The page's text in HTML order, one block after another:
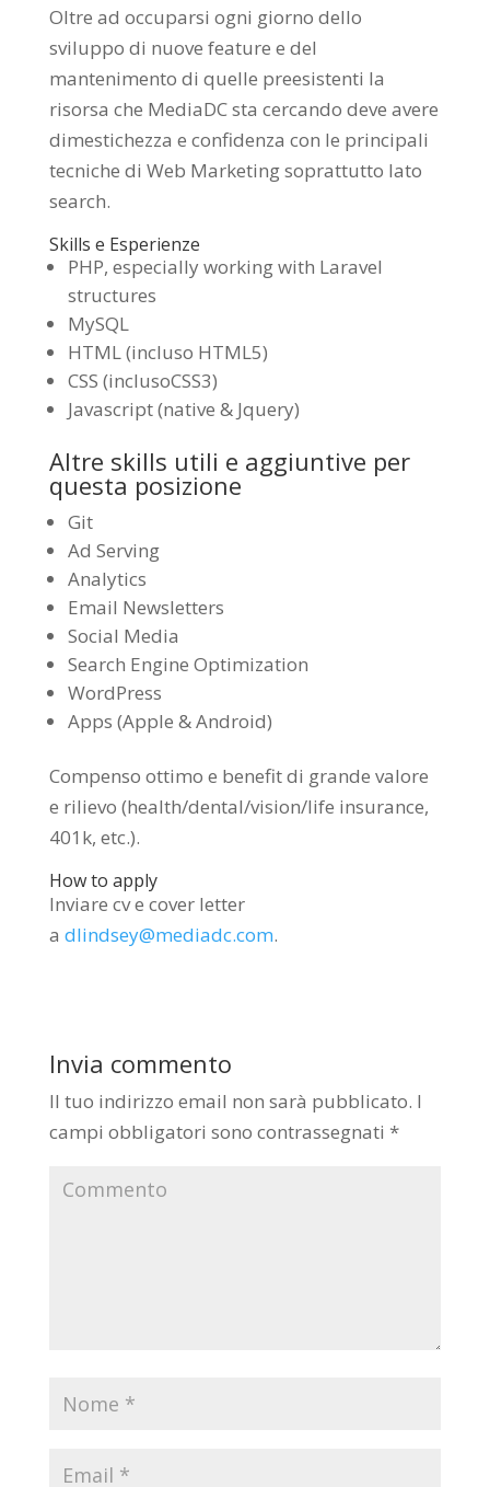
Oltre ad occuparsi ogni giorno dello
sviluppo di nuove feature e del
mantenimento di quelle preesistenti la
risorsa che MediaDC sta cercando deve avere
dimestichezza e confidenza con le principali
tecniche di Web Marketing soprattutto lato
search.
Skills e Esperienze
PHP, especially working with Laravel
structures
MySQL
HTML (incluso HTML5)
CSS (inclusoCSS3)
Javascript (native & Jquery)
Altre skills utili e aggiuntive per
questa posizione
Git
Ad Serving
Analytics
Email Newsletters
Social Media
Search Engine Optimization
WordPress
Apps (Apple & Android)
Compenso ottimo e benefit di grande valore
e rilievo (health/dental/vision/life insurance,
401k, etc.).
How to apply
Inviare cv e cover letter
a dlindsey@mediadc.com.
Invia commento
Il tuo indirizzo email non sarà pubblicato. I
campi obbligatori sono contrassegnati *